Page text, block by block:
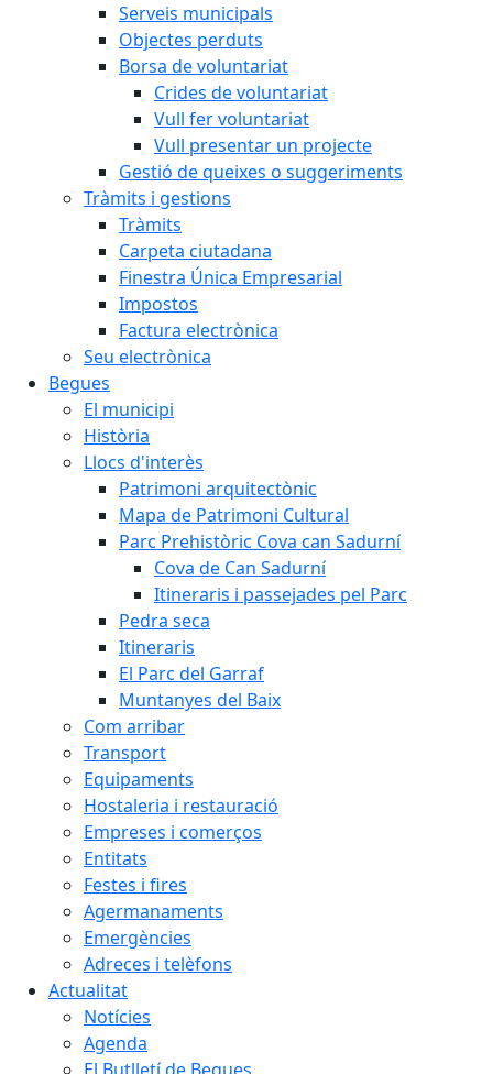
Serveis municipals
Objectes perduts
Borsa de voluntariat
Crides de voluntariat
Vull fer voluntariat
Vull presentar un projecte
Gestió de queixes o suggeriments
Tràmits i gestions
Tràmits
Carpeta ciutadana
Finestra Única Empresarial
Impostos
Factura electrònica
Seu electrònica
Begues
El municipi
Història
Llocs d'interès
Patrimoni arquitectònic
Mapa de Patrimoni Cultural
Parc Prehistòric Cova can Sadurní
Cova de Can Sadurní
Itineraris i passejades pel Parc
Pedra seca
Itineraris
El Parc del Garraf
Muntanyes del Baix
Com arribar
Transport
Equipaments
Hostaleria i restauració
Empreses i comerços
Entitats
Festes i fires
Agermanaments
Emergències
Adreces i telèfons
Actualitat
Notícies
Agenda